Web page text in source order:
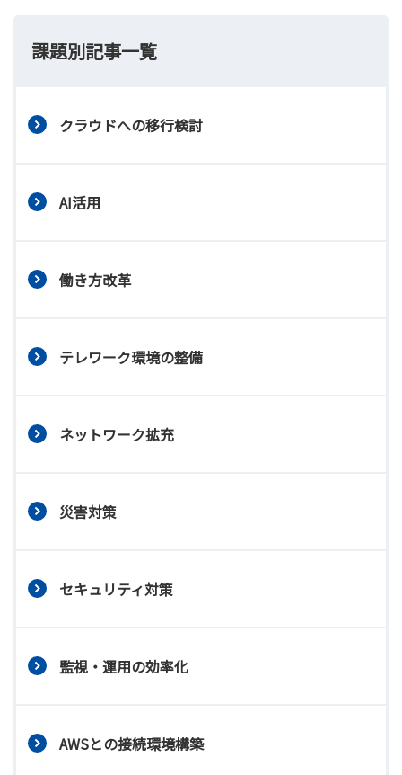
課題別記事一覧
クラウドへの移行検討
AI活用
働き方改革
テレワーク環境の整備
ネットワーク拡充
災害対策
セキュリティ対策
監視・運用の効率化
AWSとの接続環境構築